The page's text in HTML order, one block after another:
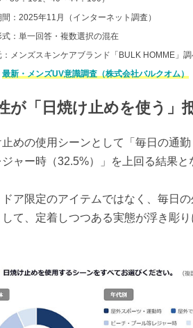
：2025年11月（インターネット調査）
：単一回答・複数選択の混在
メンズスキンケアブランド「BULK HOMME」調
最新・メンズUV意識調査（株式会社バルクオム）
が「日焼け止めを使う」
止めの使用シーンとして「毎日の通
ジャー時（32.5%）」を上回る結果と
ドア限定のアイテムではなく、毎日
て、定着しつつある実態が浮き彫り